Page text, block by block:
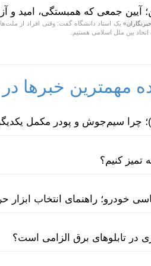
آیین جمعی که همبستگی، امید و
یک استاد دانشگاه گفت: وقتی افراد از
بین ملل اسلامی هستیم.
مهمترین خبرها
کنیم؟
خودرو؛ راهنمای انتخاب ابزار
در تابلوهای برق الزامی است؟